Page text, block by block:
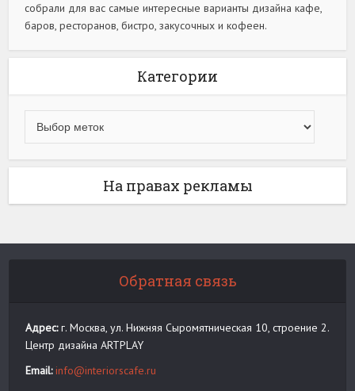
собрали для вас самые интересные варианты дизайна кафе,
баров, ресторанов, бистро, закусочных и кофеен.
Категории
На правах рекламы
Обратная связь
Адрес:г. Москва, ул. Нижняя Сыромятническая 10, строение 2.
Центр дизайна ARTPLAY
Email: info@interiorscafe.ru